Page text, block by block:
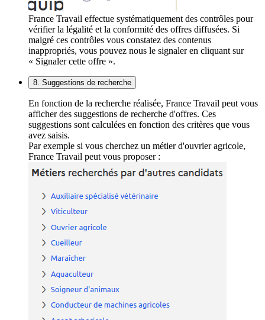
France Travail effectue systématiquement des contrôles pour
vérifier la légalité et la conformité des offres diffusées. Si
malgré ces contrôles vous constatez des contenus
inappropriés, vous pouvez nous le signaler en cliquant sur
« Signaler cette offre ».
8. Suggestions de recherche
En fonction de la recherche réalisée, France Travail peut vous
afficher des suggestions de recherche d'offres. Ces
suggestions sont calculées en fonction des critères que vous
avez saisis.
Par exemple si vous cherchez un métier d'ouvrier agricole,
France Travail peut vous proposer :